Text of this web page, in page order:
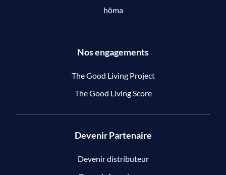
hôma
Nos engagements
The Good Living Project
The Good Living Score
Devenir Partenaire
Devenir distributeur